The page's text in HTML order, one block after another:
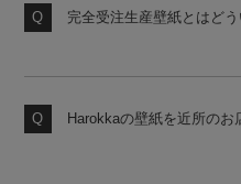
お申し付けください。
完全受注生産壁紙とはど
で、品質の劣化がなく安
Harokkaの壁紙を近所のお